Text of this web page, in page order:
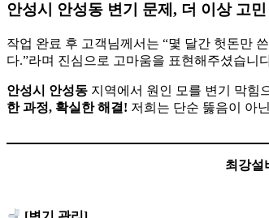
안성시 안성동 변기 문제, 더 이상 고
작업 완료 후 고객님께서는 “몇 달간 헛돈만
다.”라며 진심으로 고마움을 표현해주셨습니
안성시 안성동 지역에서 원인 모를 변기 막힘
한 과정, 확실한 해결! 저희는 단순 뚫음이 아
최강설